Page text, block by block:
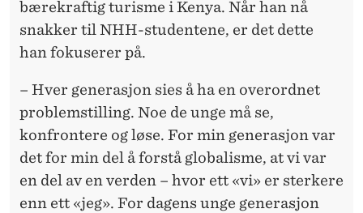
bærekraftig turisme i Kenya. Når han nå
snakker til NHH-studentene, er det dette
han fokuserer på.
– Hver generasjon sies å ha en overordnet
problemstilling. Noe de unge må se,
konfrontere og løse. For min generasjon var
det for min del å forstå globalisme, at vi var
en del av en verden – hvor ett «vi» er sterkere
enn ett «jeg». For dagens unge generasjon